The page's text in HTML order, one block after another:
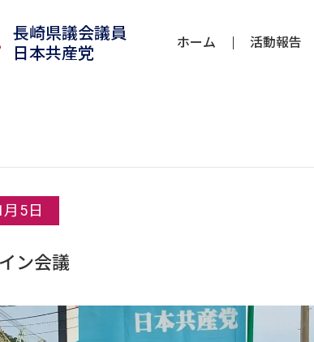
長崎県議会議員
日本共産党
ホーム 活動報告
5日
ン会議